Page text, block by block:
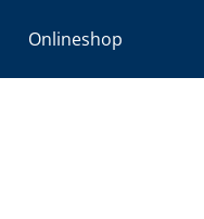
Onlineshop